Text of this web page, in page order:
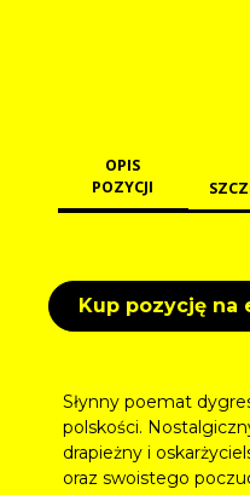
OPIS
POZYCJI
Kup pozycję na
Słynny poemat
polskości.
drapieżny i
oraz swoistego